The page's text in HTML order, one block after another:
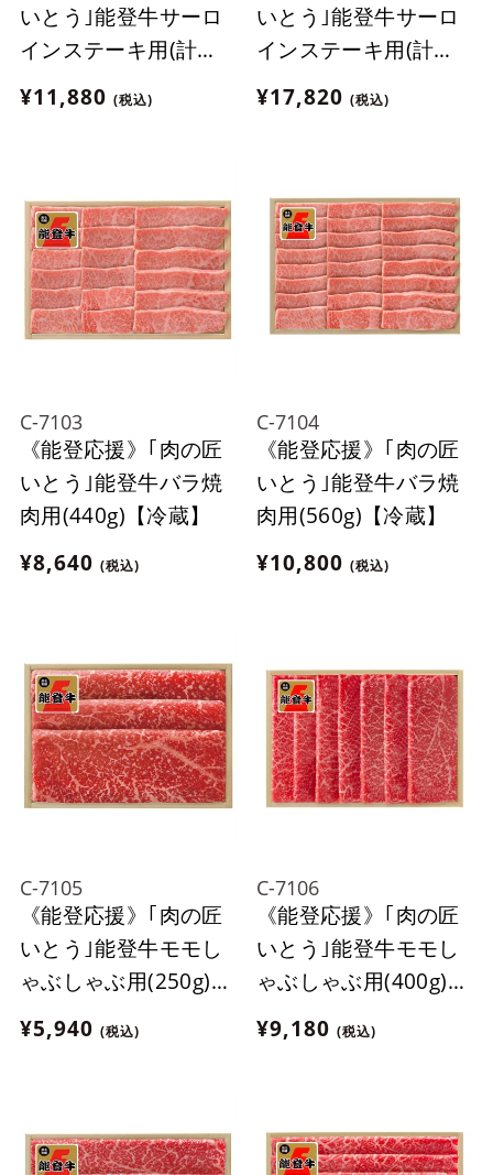
いとう｣能登牛サーロ
インステーキ用(計
320g)【冷蔵】
¥11,880 (税込)
いとう｣能登牛サーロ
インステーキ用(計
480g)【冷蔵】
¥17,820 (税込)
C-7103
《能登応援》｢肉の匠
いとう｣能登牛バラ焼
肉用(440g)【冷蔵】
¥8,640 (税込)
C-7104
《能登応援》｢肉の匠
いとう｣能登牛バラ焼
肉用(560g)【冷蔵】
¥10,800 (税込)
C-7105
《能登応援》｢肉の匠
いとう｣能登牛モモし
ゃぶしゃぶ用(250g)
【冷蔵】
¥5,940 (税込)
C-7106
《能登応援》｢肉の匠
いとう｣能登牛モモし
ゃぶしゃぶ用(400g)
【冷蔵】
¥9,180 (税込)